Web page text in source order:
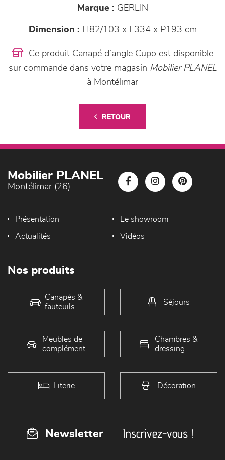
Marque : GERLIN
Dimension : H82/103 x L334 x P193 cm
Ce produit Canapé d’angle Cupo est disponible
sur commande dans votre magasin Mobilier PLANEL
à Montélimar
RETOUR
Mobilier PLANEL
Montélimar (26)
Présentation Le showroom
Actualités Vidéos
Nos produits
Canapés &
fauteuils
Séjours
Meubles de
complément
Chambres &
dressing
Literie Décoration
Newsletter Inscrivez-vous !